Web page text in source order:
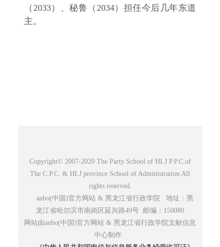
（2033）、秘鲁（2034）担任今后几年东道
主。
Copyright© 2007-2020 The Party School of HLJ P.P.C.of
The C.P.C. & HLJ province School of Administration All
rights reserved.
anbo(中国)官方网站 & 黑龙江省行政学院 地址：黑
龙江省哈尔滨市南岗区延兴路49号 邮编：150080
网站由anbo(中国)官方网站 & 黑龙江省行政学院文献信息
中心制作